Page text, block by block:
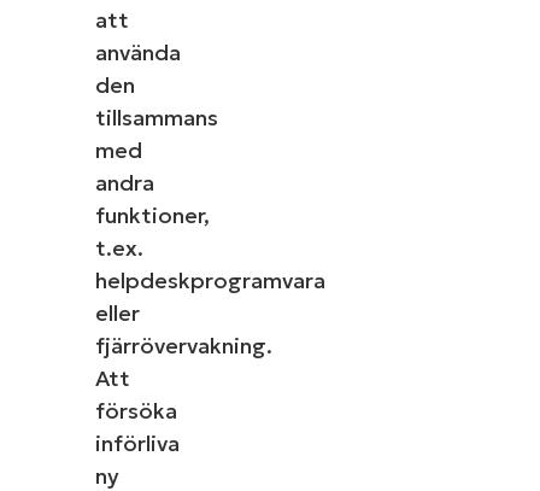
att
använda
den
tillsammans
med
andra
funktioner,
t.ex.
helpdeskprogramvara
eller
fjärrövervakning.
Att
försöka
införliva
ny